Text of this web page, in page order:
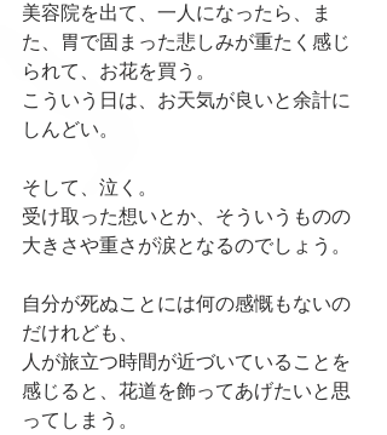
美容院を出て、一人になったら、ま
た、胃で固まった悲しみが重たく感じ
られて、お花を買う。
こういう日は、お天気が良いと余計に
しんどい。
そして、泣く。
受け取った想いとか、そういうものの
大きさや重さが涙となるのでしょう。
自分が死ぬことには何の感慨もないの
だけれども、
人が旅立つ時間が近づいていることを
感じると、花道を飾ってあげたいと思
ってしまう。